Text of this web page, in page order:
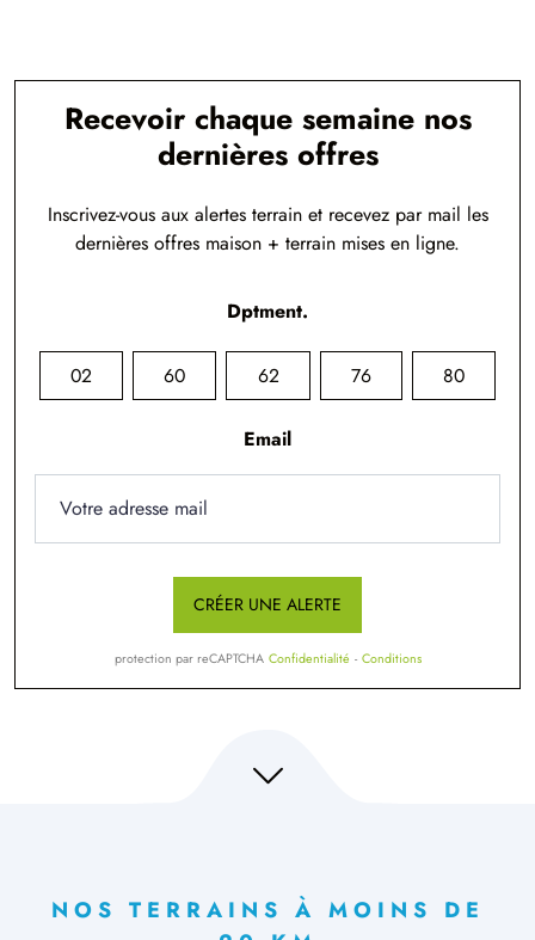
Recevoir chaque semaine nos
dernières offres
Inscrivez-vous aux alertes terrain et recevez par mail les
dernières offres maison + terrain mises en ligne.
Dptment.
02 60 62 76 80
Email
CRÉER UNE ALERTE
protection par reCAPTCHA Confidentialité - Conditions
NOS TERRAINS À MOINS DE